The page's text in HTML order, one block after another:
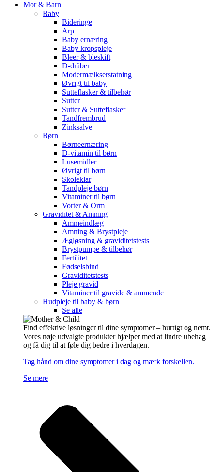
Mor & Barn
Baby
Bideringe
Arp
Baby ernæring
Baby kropspleje
Bleer & bleskift
D-dråber
Modermælkserstatning
Øvrigt til baby
Sutteflasker & tilbehør
Sutter
Sutter & Sutteflasker
Tandfrembrud
Zinksalve
Børn
Børneernæring
D-vitamin til børn
Lusemidler
Øvrigt til børn
Skoleklar
Tandpleje børn
Vitaminer til børn
Vorter & Orm
Graviditet & Amning
Ammeindlæg
Amning & Brystpleje
Ægløsning & graviditetstests
Brystpumpe & tilbehør
Fertilitet
Fødselsbind
Graviditetstests
Pleje gravid
Vitaminer til gravide & ammende
Hudpleje til baby & børn
Se alle
Find effektive løsninger til dine symptomer – hurtigt og nemt.
Vores nøje udvalgte produkter hjælper med at lindre ubehag
og få dig til at føle dig bedre i hverdagen.
Tag hånd om dine symptomer i dag og mærk forskellen.
Se mere